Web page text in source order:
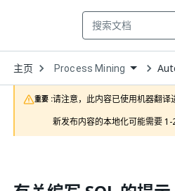
主页 Open
Dropdown
to
choose
product
Process Mining
重要 :请注意，此内容已使用机器翻译
新发布内容的本地化可能需要 1-